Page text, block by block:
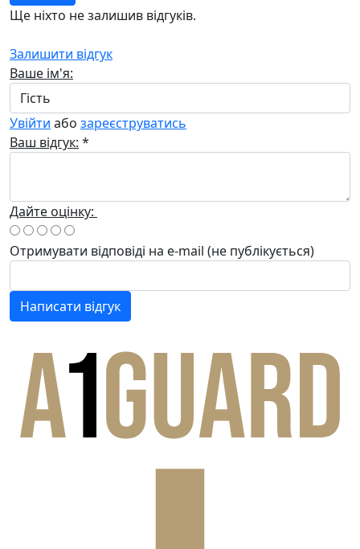
Ще ніхто не залишив відгуків.
Залишити відгук
Ваше ім'я:
Увійти або зареєструватись
Ваш відгук: *
Дайте оцінку:
Отримувати відповіді на e-mail (не публікується)
Написати відгук